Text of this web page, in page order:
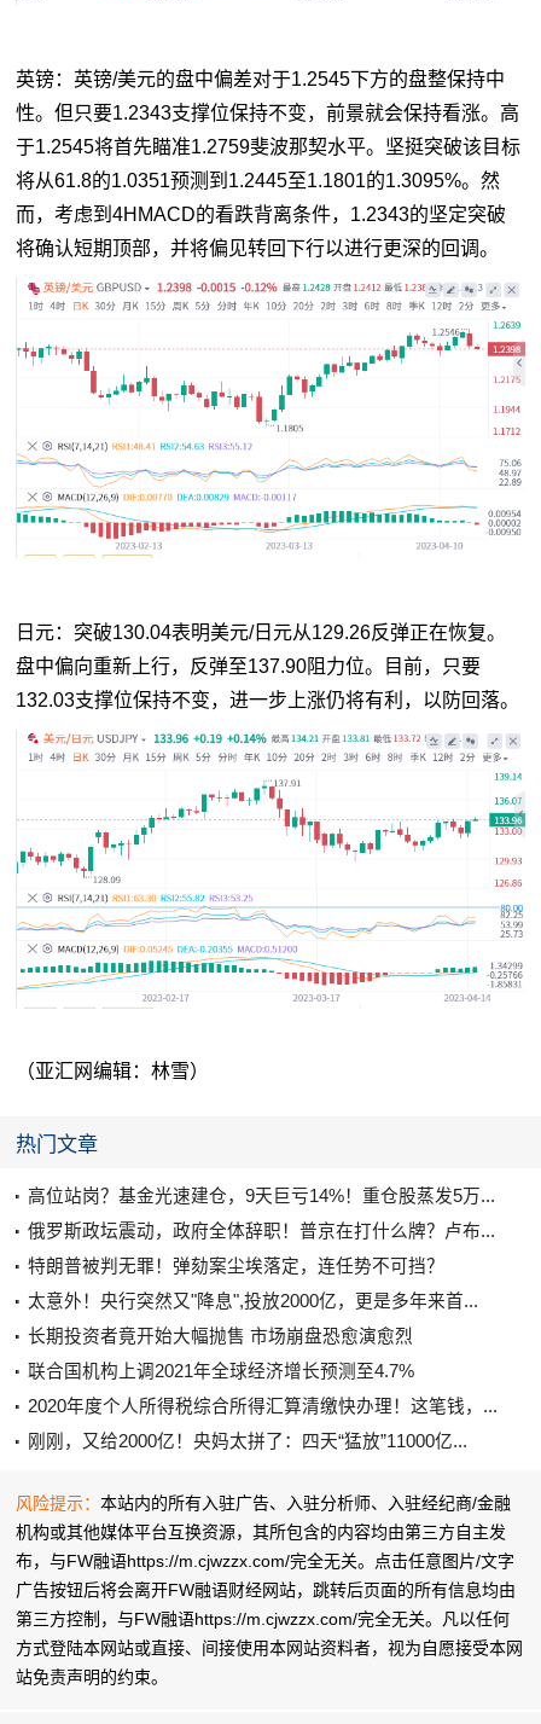
英镑：英镑/美元的盘中偏差对于1.2545下方的盘整保持中
性。但只要1.2343支撑位保持不变，前景就会保持看涨。高
于1.2545将首先瞄准1.2759斐波那契水平。坚挺突破该目标
将从61.8的1.0351预测到1.2445至1.1801的1.3095%。然
而，考虑到4HMACD的看跌背离条件，1.2343的坚定突破
将确认短期顶部，并将偏见转回下行以进行更深的回调。
日元：突破130.04表明美元/日元从129.26反弹正在恢复。
盘中偏向重新上行，反弹至137.90阻力位。目前，只要
132.03支撑位保持不变，进一步上涨仍将有利，以防回落。
（亚汇网编辑：林雪）
热门文章
高位站岗？基金光速建仓，9天巨亏14%！重仓股蒸发5万...
俄罗斯政坛震动，政府全体辞职！普京在打什么牌？卢布...
特朗普被判无罪！弹劾案尘埃落定，连任势不可挡？
太意外！央行突然又"降息",投放2000亿，更是多年来首...
长期投资者竟开始大幅抛售 市场崩盘恐愈演愈烈
联合国机构上调2021年全球经济增长预测至4.7%
2020年度个人所得税综合所得汇算清缴快办理！这笔钱，...
刚刚，又给2000亿！央妈太拼了：四天“猛放”11000亿...
风险提示：本站内的所有入驻广告、入驻分析师、入驻经纪商/金融
机构或其他媒体平台互换资源，其所包含的内容均由第三方自主发
布，与FW融语https://m.cjwzzx.com/完全无关。点击任意图片/文字
广告按钮后将会离开FW融语财经网站，跳转后页面的所有信息均由
第三方控制，与FW融语https://m.cjwzzx.com/完全无关。凡以任何
方式登陆本网站或直接、间接使用本网站资料者，视为自愿接受本网
站免责声明的约束。